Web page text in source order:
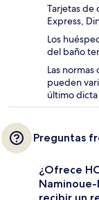
Tarjetas de
Express,
Los
del baño
Las
pueden
último
Preguntas
¿Ofrece